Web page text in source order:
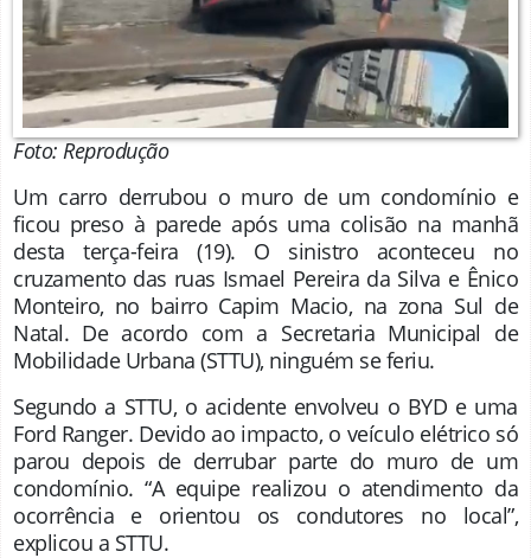
Foto: Reprodução
Um carro derrubou o muro de um condomínio e
ficou preso à parede após uma colisão na manhã
desta terça-feira (19). O sinistro aconteceu no
cruzamento das ruas Ismael Pereira da Silva e Ênico
Monteiro, no bairro Capim Macio, na zona Sul de
Natal. De acordo com a Secretaria Municipal de
Mobilidade Urbana (STTU), ninguém se feriu.
Segundo a STTU, o acidente envolveu o BYD e uma
Ford Ranger. Devido ao impacto, o veículo elétrico só
parou depois de derrubar parte do muro de um
condomínio. “A equipe realizou o atendimento da
ocorrência e orientou os condutores no local”,
explicou a STTU.